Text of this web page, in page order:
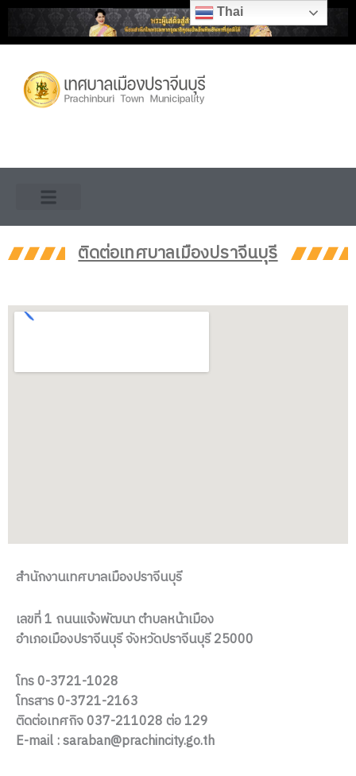
Skip
content
ติดต่อเทศบาลเมืองปราจีนบุรี
สำนักงานเทศบาลเมืองปราจีนบุรี
เลขที่ 1 ถนนแจ้งพัฒนา ตำบลหน้าเมือง
อำเภอเมืองปราจีนบุรี จังหวัดปราจีนบุรี 25000
โทร 0-3721-1028
โทรสาร 0-3721-2163
ติดต่อเทศกิจ 037-211028 ต่อ 129
E-mail : saraban@prachincity.go.th
Thai